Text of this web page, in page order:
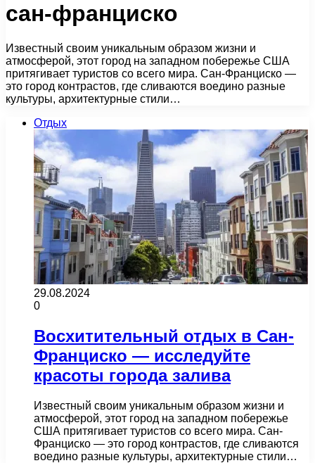
сан-франциско
Известный своим уникальным образом жизни и
атмосферой, этот город на западном побережье США
притягивает туристов со всего мира. Сан-Франциско —
это город контрастов, где сливаются воедино разные
культуры, архитектурные стили…
Отдых
29.08.2024
0
Восхитительный отдых в Сан-
Франциско — исследуйте
красоты города залива
Известный своим уникальным образом жизни и
атмосферой, этот город на западном побережье
США притягивает туристов со всего мира. Сан-
Франциско — это город контрастов, где сливаются
воедино разные культуры, архитектурные стили…